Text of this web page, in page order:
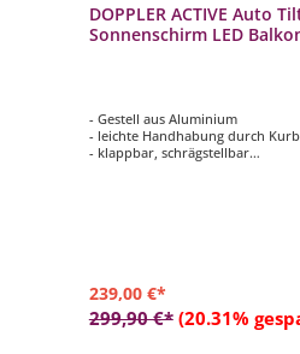
DOPPLER ACTIVE Auto
Sonnenschirm LED
- Gestell aus Aluminium
- leichte Handhabung durch
- klappbar, schrägstellbar
239,00 €*
299,90 €* (20.31%